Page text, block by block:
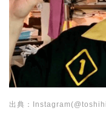
出典：